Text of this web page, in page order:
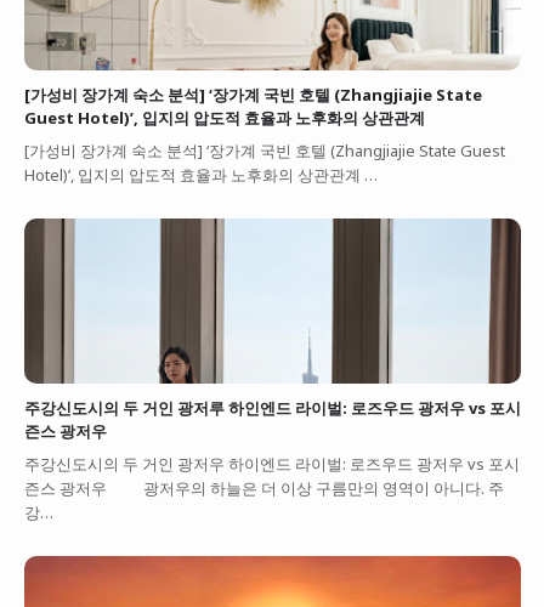
[가성비 장가계 숙소 분석] ‘장가계 국빈 호텔 (Zhangjiajie State
Guest Hotel)’, 입지의 압도적 효율과 노후화의 상관관계
[가성비 장가계 숙소 분석] ‘장가계 국빈 호텔 (Zhangjiajie State Guest
Hotel)’, 입지의 압도적 효율과 노후화의 상관관계 …
주강신도시의 두 거인 광저루 하인엔드 라이벌: 로즈우드 광저우 vs 포시
즌스 광저우
주강신도시의 두 거인 광저우 하이엔드 라이벌: 로즈우드 광저우 vs 포시
즌스 광저우 광저우의 하늘은 더 이상 구름만의 영역이 아니다. 주
강…